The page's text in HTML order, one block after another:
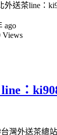
外送茶line：
ago
Views
：
灣外送茶總